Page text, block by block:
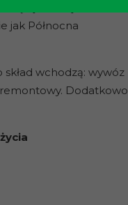
ok. 220m
jak Północna
skład wchodzą: wywóz
Dodatkowo